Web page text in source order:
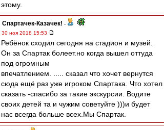
этому.
Спартачек-Казачек! -
30 ноя 2018 15:53
Ребёнок сходил сегодня на стадион и музей.
Он за Спартак болеет.но когда вышел оттуда
под огромным
впечатлением. ..... сказал что хочет вернутся
сюда ещё раз уже игроком Спартака. Что хотел
сказать -спасибо за такие экскурсии. Водите
своих детей та и чужим советуйте )))и будет
нас всегда больше всех.Мы Спартак.